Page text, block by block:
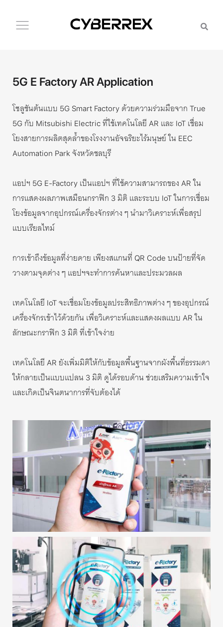
5G E Factory AR Application
โซลูชันต้นแบบ 5G Smart Factory ด้วยความร่วมมือจาก True
5G กับ Mitsubishi Electric ที่ใช้เทคโนโลยี AR และ IoT เชื่อม
โยงสายการผลิตสุดล้ำของโรงงานอัจฉริยะไร้มนุษย์ ใน EEC
Automation Park จังหวัดชลบุรี
แอปฯ 5G E-Factory เป็นแอปฯ ที่ใช้ความสามารถของ AR ใน
การแสดงผลภาพเสมือนกราฟิก 3 มิติ และระบบ IoTในการเชื่อม
โยงข้อมูลจากอุปกรณ์เครื่องจักรต่าง ๆ นำมาวิเคราะห์เพื่อสรุป
แบบเรียลไทม์
การเข้าถึงข้อมูลที่ง่ายดาย เพียงสแกนที่ QR Code บนป้ายที่จัด
วางตามจุดต่าง ๆ แอปฯจะทำการค้นหาและประมวลผล
เทคโนโลยี IoT จะเชื่อมโยงข้อมูลประสิทธิภาพต่าง ๆ ของอุปกรณ์
เครื่องจักรเข้าไว้ด้วยกัน เพื่อวิเคราะห์และแสดงผลแบบ AR ใน
ลักษณะกราฟิก 3 มิติ ที่เข้าใจง่าย
เทคโนโลยี AR ยังเพิ่มมิติให้กับข้อมูลพื้นฐานจากผังพื้นที่ธรรมดา
ให้กลายเป็นแบบแปลน 3 มิติ ดูได้รอบด้าน ช่วยเสริมความเข้าใจ
และเกิดเป็นจินตนาการที่จับต้องได้